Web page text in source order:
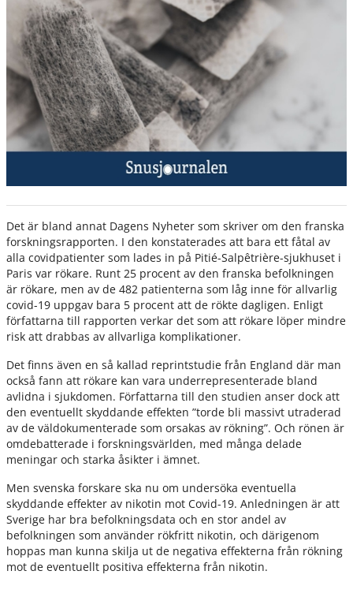
Det är bland annat Dagens Nyheter som skriver om den franska
forskningsrapporten. I den konstaterades att bara ett fåtal av
alla covidpatienter som lades in på Pitié-Salpêtrière-sjukhuset i
Paris var rökare. Runt 25 procent av den franska befolkningen
är rökare, men av de 482 patienterna som låg inne för allvarlig
covid-19 uppgav bara 5 procent att de rökte dagligen. Enligt
författarna till rapporten verkar det som att rökare löper mindre
risk att drabbas av allvarliga komplikationer.
Det finns även en så kallad reprintstudie från England där man
också fann att rökare kan vara underrepresenterade bland
avlidna i sjukdomen. Författarna till den studien anser dock att
den eventuellt skyddande effekten ”torde bli massivt utraderad
av de väldokumenterade som orsakas av rökning”. Och rönen är
omdebatterade i forskningsvärlden, med många delade
meningar och starka åsikter i ämnet.
Men svenska forskare ska nu om undersöka eventuella
skyddande effekter av nikotin mot Covid-19. Anledningen är att
Sverige har bra befolkningsdata och en stor andel av
befolkningen som använder rökfritt nikotin, och därigenom
hoppas man kunna skilja ut de negativa effekterna från rökning
mot de eventuellt positiva effekterna från nikotin.